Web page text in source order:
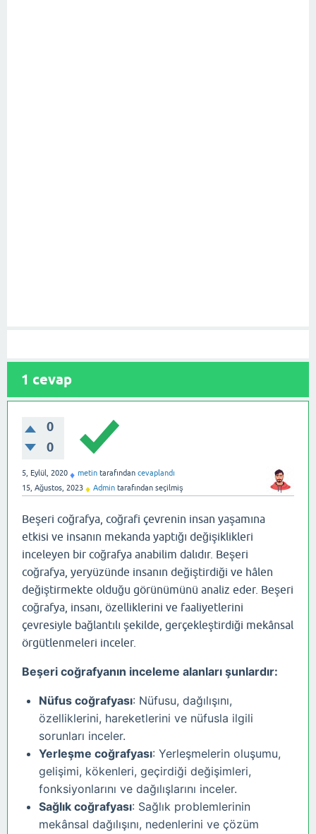
1 cevap
0
0
5, Eylül, 2020 ♦ metin tarafından cevaplandı
15, Ağustos, 2023 ♦ Admin tarafından seçilmiş
Beşeri coğrafya, coğrafi çevrenin insan yaşamına
etkisi ve insanın mekanda yaptığı değişiklikleri
inceleyen bir coğrafya anabilim dalıdır. Beşeri
coğrafya, yeryüzünde insanın değiştirdiği ve hâlen
değiştirmekte olduğu görünümünü analiz eder. Beşeri
coğrafya, insanı, özelliklerini ve faaliyetlerini
çevresiyle bağlantılı şekilde, gerçekleştirdiği mekânsal
örgütlenmeleri inceler.
Beşeri coğrafyanın inceleme alanları şunlardır:
Nüfus coğrafyası: Nüfusu, dağılışını,
özelliklerini, hareketlerini ve nüfusla ilgili
sorunları inceler.
Yerleşme coğrafyası: Yerleşmelerin oluşumu,
gelişimi, kökenleri, geçirdiği değişimleri,
fonksiyonlarını ve dağılışlarını inceler.
Sağlık coğrafyası: Sağlık problemlerinin
mekânsal dağılışını, nedenlerini ve çözüm